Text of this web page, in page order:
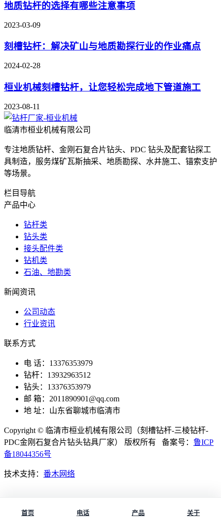
首页 电话 产品 关于
地质钻杆的选择有哪些注意事项
2023-03-09
刻槽钻杆：解决矿山与地质勘探行业的作业痛点
2024-02-28
桓业机械刻槽钻杆，让您轻松完成地下管道施工
2023-08-11
临清市桓业机械有限公司
专注地质钻杆、金刚石复合片钻头、PDC 钻头及配套钻探工
具制造，服务煤矿瓦斯抽采、地质勘探、水井施工、锚索支护
等场景。
栏目导航
产品中心
钻杆类
钻头类
接头配件类
钻机类
石油、地勘类
新闻资讯
公司动态
行业资讯
联系方式
电 话：13376353979
钻杆：13932963512
钻头：13376353979
邮 箱：2011890901@qq.com
地 址：山东省聊城市临清市
Copyright © 临清市桓业机械有限公司（刻槽钻杆-三棱钻杆-
PDC金刚石复合片钻头钻具厂家） 版权所有 备案号： 鲁ICP
备18044356号
技术支持： 番木网络